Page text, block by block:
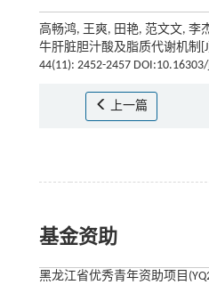
高畅鸿, 王爽, 田艳, 范文文, 李
牛肝脏胆汁酸及脂质代谢机制
44(11): 2452-2457
上一篇
基金资助
黑龙江省优秀青年资助项目